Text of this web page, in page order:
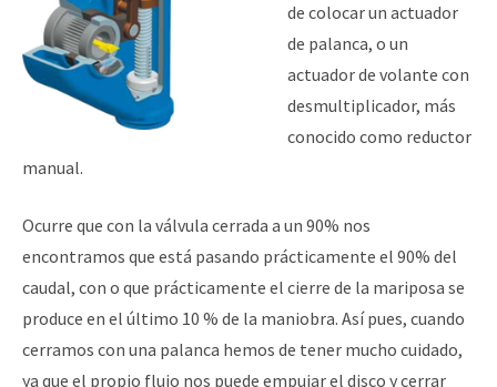
de colocar un actuador
de palanca, o un
actuador de volante con
desmultiplicador, más
conocido como reductor
manual.
Ocurre que con la válvula cerrada a un 90% nos
encontramos que está pasando prácticamente el 90% del
caudal, con o que prácticamente el cierre de la mariposa se
produce en el último 10 % de la maniobra. Así pues, cuando
cerramos con una palanca hemos de tener mucho cuidado,
ya que el propio flujo nos puede empujar el disco y cerrar